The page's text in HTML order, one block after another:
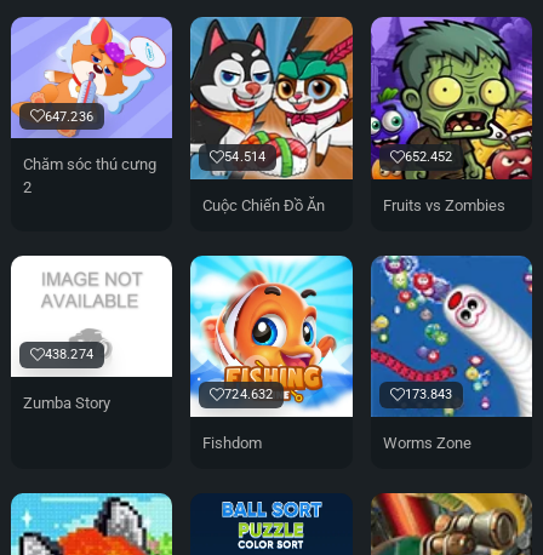
647.236
Chăm sóc thú cưng
2
54.514
Cuộc Chiến Đồ Ăn
652.452
Fruits vs Zombies
438.274
Zumba Story 724.632
Fishdom
173.843
Worms Zone